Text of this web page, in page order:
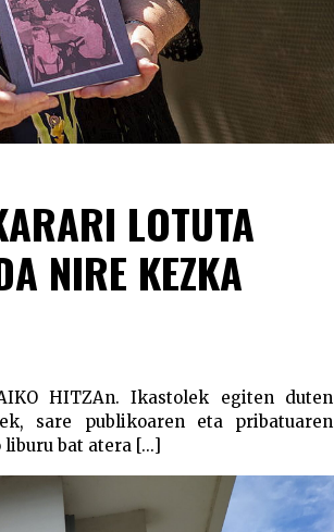
LOTUTA
NIRE KEZKA
HITZAn. Ikastolek egiten duten
sare publikoaren eta pribatuaren
bat atera [...]